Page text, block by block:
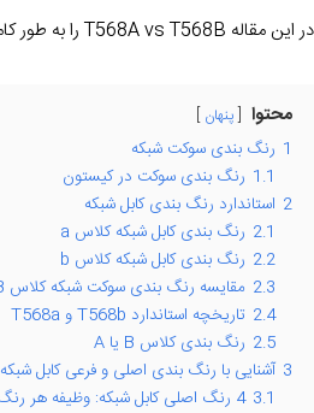
در این مقاله T568A vs T568B را به طور کامل توضیح خواهیم داد. تفاوت بین این استانداردها، سناریوهای کاربردی آنها و نحوه انتخاب بین آنها را خواهید دید.
محتوا پنهان
1 رنگ بندی سوکت شبکه
1.1 رنگ بندی سوکت در کیستون
2 استاندارد رنگ بندی کابل شبکه
2.1 رنگ بندی کابل شبکه کلاس a
2.2 رنگ بندی کابل شبکه کلاس b
2.3 مقایسه رنگ بندی سوکت شبکه کلاس B با A
2.4 تاریخچه استاندارد T568b و T568a
2.5 رنگ بندی کلاس B یا A
3 آشنایی با رنگ بندی اصلی و فرعی کابل شبکه
3.1 4 رنگ اصلی کابل شبکه: وظیفه هر رنگ